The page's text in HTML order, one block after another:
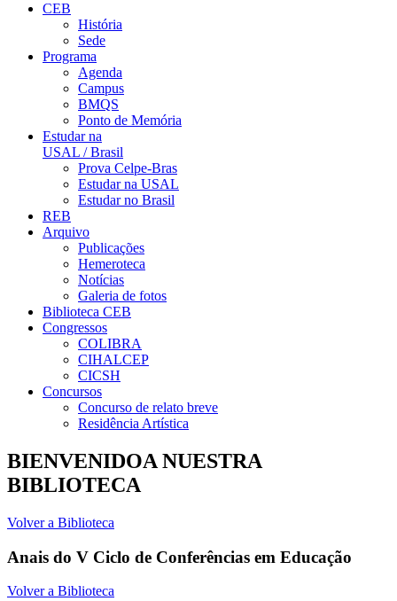
CEB
História
Sede
Programa
Agenda
Campus
BMQS
Ponto de Memória
Estudar na
USAL / Brasil
Prova Celpe-Bras
Estudar na USAL
Estudar no Brasil
REB
Arquivo
Publicações
Hemeroteca
Notícias
Galeria de fotos
Biblioteca CEB
Congressos
COLIBRA
CIHALCEP
CICSH
Concursos
Concurso de relato breve
Residência Artística
BIENVENIDOA NUESTRA
BIBLIOTECA
Volver a Biblioteca
Anais do V Ciclo de Conferências em Educação
Volver a Biblioteca